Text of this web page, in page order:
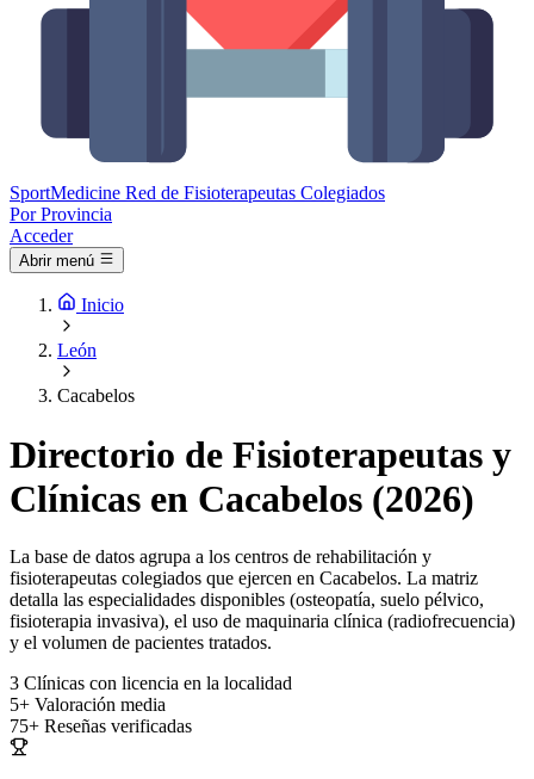
SportMedicine Red de Fisioterapeutas Colegiados
Por Provincia
Acceder
Abrir menú
Inicio
León
Cacabelos
Directorio de Fisioterapeutas y
Clínicas en Cacabelos (2026)
La base de datos agrupa a los centros de rehabilitación y
fisioterapeutas colegiados que ejercen en Cacabelos. La matriz
detalla las especialidades disponibles (osteopatía, suelo pélvico,
fisioterapia invasiva), el uso de maquinaria clínica (radiofrecuencia)
y el volumen de pacientes tratados.
3 Clínicas con licencia en la localidad
5+ Valoración media
75+ Reseñas verificadas